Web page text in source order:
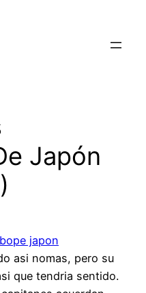
Japón
asi nomas, pero su
que tendria sentido.